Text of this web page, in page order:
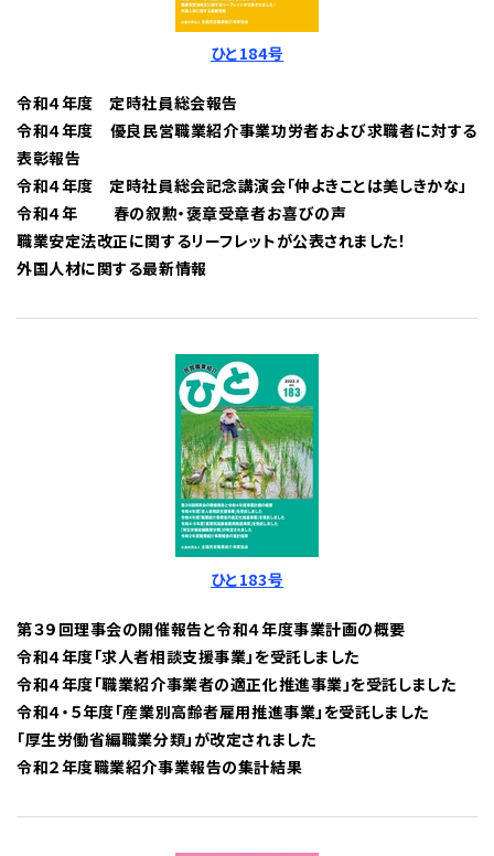
ひと184号
令和４年度 定時社員総会報告
令和４年度 優良民営職業紹介事業功労者および求職者に対する
表彰報告
令和４年度 定時社員総会記念講演会「仲よきことは美しきかな」
令和４年 春の叙勲・褒章受章者お喜びの声
職業安定法改正に関するリーフレットが公表されました！
外国人材に関する最新情報
ひと183号
第３９回理事会の開催報告と令和４年度事業計画の概要
令和４年度「求人者相談支援事業」を受託しました
令和４年度「職業紹介事業者の適正化推進事業」を受託しました
令和４・５年度「産業別高齢者雇用推進事業」を受託しました
「厚生労働省編職業分類」が改定されました
令和２年度職業紹介事業報告の集計結果